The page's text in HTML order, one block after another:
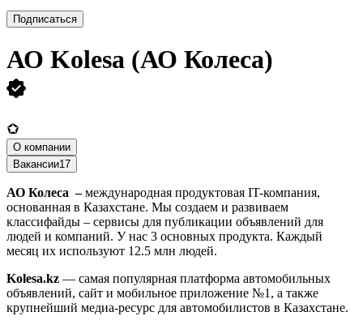
Подписаться
АО Kolesa (АО Колеса)
О компании
Вакансии17
АО Колеса –международная продуктовая IT-компания,
основанная в Казахстане. Мы создаем и развиваем
классифайды – сервисы для публикации объявлений для
людей и компаний. У нас 3 основных продукта. Каждый
месяц их используют 12.5 млн людей.
Kolesa.kz — cамая популярная платформа автомобильных
объявлений, сайт и мобильное приложение №1, а также
крупнейший медиа-ресурс для автомобилистов в Казахстане.